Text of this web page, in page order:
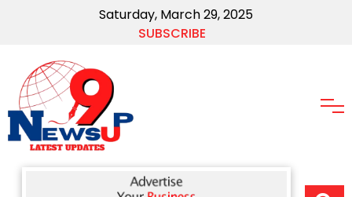
Saturday, March 29, 2025
SUBSCRIBE